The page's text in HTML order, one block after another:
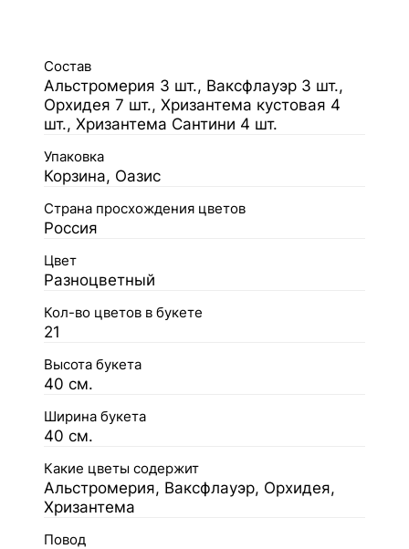
Состав
Альстромерия 3 шт., Ваксфлауэр 3 шт.,
Орхидея 7 шт., Хризантема кустовая 4
шт., Хризантема Сантини 4 шт.
Упаковка
Корзина, Оазис
Страна просхождения цветов
Россия
Цвет
Разноцветный
Кол-во цветов в букете
21
Высота букета
40 см.
Ширина букета
40 см.
Какие цветы содержит
Альстромерия, Ваксфлауэр, Орхидея,
Хризантема
Повод